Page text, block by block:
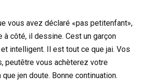
vous avez déclaré «pas petitenfant»,
à côté, il dessine. Cest un garçon
intelligent. Il est tout ce que jai. Vos
peutêtre vous achèterez votre
jen doute. Bonne continuation.